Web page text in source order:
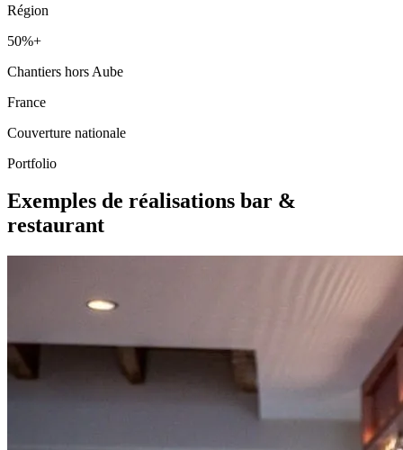
Région
50%+
Chantiers hors Aube
France
Couverture nationale
Portfolio
Exemples de réalisations bar &
restaurant